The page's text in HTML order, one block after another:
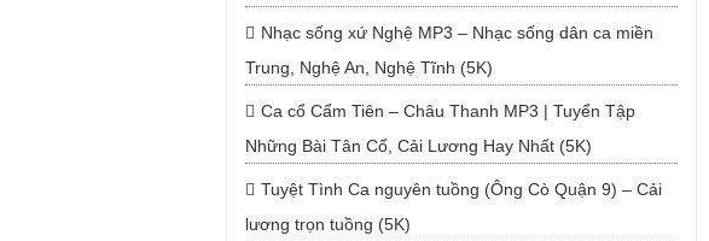
Nhạc sống xứ Nghệ MP3 – Nhạc sống dân ca miền
Trung, Nghệ An, Nghệ Tĩnh (5K)
Ca cổ Cẩm Tiên – Châu Thanh MP3 | Tuyển Tập
Những Bài Tân Cổ, Cải Lương Hay Nhất (5K)
Tuyệt Tình Ca nguyên tuồng (Ông Cò Quận 9) – Cải
lương trọn tuồng (5K)